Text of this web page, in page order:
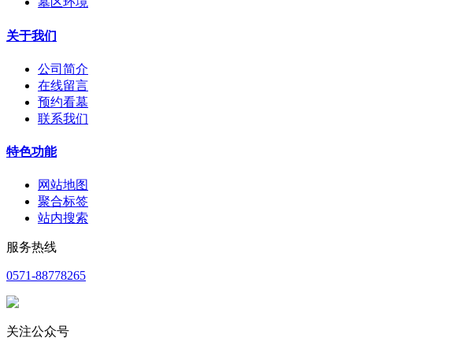
关于我们
公司简介
在线留言
预约看墓
联系我们
特色功能
网站地图
聚合标签
站内搜索
服务热线
0571-88778265
关注公众号